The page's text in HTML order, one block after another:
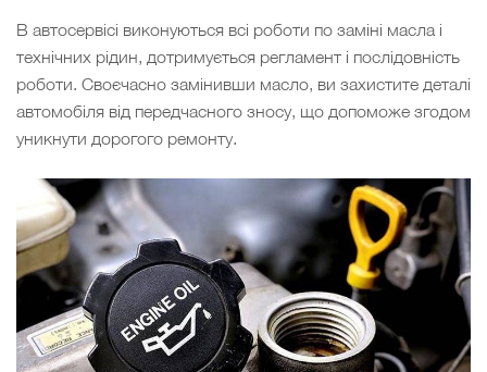
В автосервісі виконуються всі роботи по заміні масла і
технічних рідин, дотримується регламент і послідовність
роботи. Своєчасно замінивши масло, ви захистите деталі
автомобіля від передчасного зносу, що допоможе згодом
уникнути дорогого ремонту.